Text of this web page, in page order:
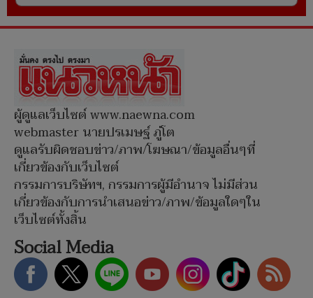
ผู้ดูแลเว็บไซต์ www.naewna.com
webmaster นายปรเมษฐ์ ภู่โต
ดูแลรับผิดชอบข่าว/ภาพ/โฆษณา/ข้อมูลอื่นๆที่
เกี่ยวข้องกับเว็บไซต์
กรรมการบริษัทฯ, กรรมการผู้มีอำนาจ ไม่มีส่วน
เกี่ยวข้องกับการนำเสนอข่าว/ภาพ/ข้อมูลใดๆใน
เว็บไซต์ทั้งสิ้น
Social Media